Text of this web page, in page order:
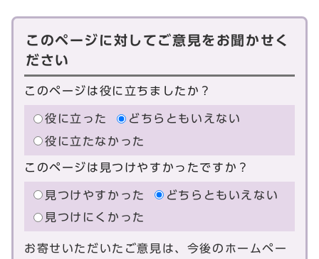
このページに対してご意見をお聞かせく
ださい
このページは役に立ちましたか？
役に立った
どちらともいえない
役に立たなかった
このページは見つけやすかったですか？
見つけやすかった
どちらともいえない
見つけにくかった
お寄せいただいたご意見は、今後のホームペー